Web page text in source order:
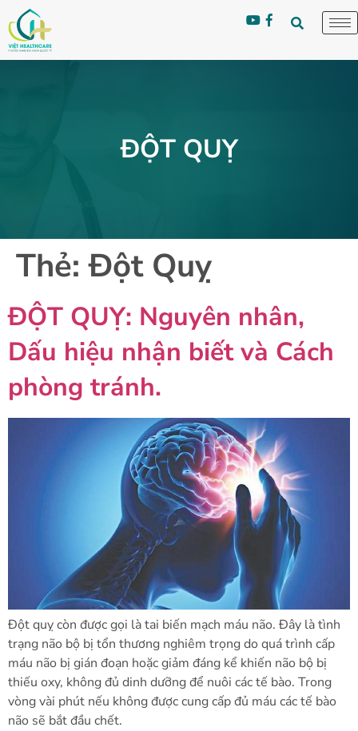
ĐỘT QUỴ
Thẻ:Đột Quỵ
ĐỘT QUỴ: Nguyên nhân,
Dấu hiệu nhận biết và Cách
phòng tránh.
Đột quỵ còn được gọi là tai biến mạch máu não. Đây là tình
trạng não bộ bị tổn thương nghiêm trọng do quá trình cấp
máu não bị gián đoạn hoặc giảm đáng kể khiến não bộ bị
thiếu oxy, không đủ dinh dưỡng để nuôi các tế bào. Trong
vòng vài phút nếu không được cung cấp đủ máu các tế bào
não sẽ bắt đầu chết.